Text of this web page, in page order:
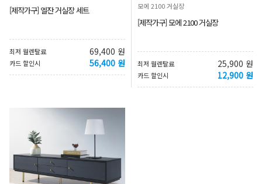
[제작가구] 엘잔 거실장 세트
최저 월렌탈료 69,400 원
카드 할인시 56,400 원
모에 2100 거실장
[제작가구] 모에 2100 거실장
최저 월렌탈료 25,900 원
카드 할인시 12,900 원